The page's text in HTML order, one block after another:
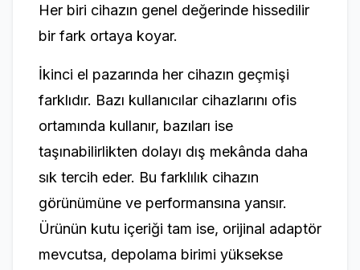
Her biri cihazın genel değerinde hissedilir
bir fark ortaya koyar.
İkinci el pazarında her cihazın geçmişi
farklıdır. Bazı kullanıcılar cihazlarını ofis
ortamında kullanır, bazıları ise
taşınabilirlikten dolayı dış mekânda daha
sık tercih eder. Bu farklılık cihazın
görünümüne ve performansına yansır.
Ürünün kutu içeriği tam ise, orijinal adaptör
mevcutsa, depolama birimi yüksekse